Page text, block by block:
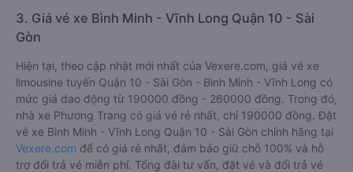
3. Giá vé xe Bình Minh - Vĩnh Long Quận 10 - Sài
Gòn
Hiện tại, theo cập nhật mới nhất của Vexere.com, giá vé xe
limousine tuyến Quận 10 - Sài Gòn - Bình Minh - Vĩnh Long có
mức giá dao động từ 190000 đồng - 260000 đồng. Trong đó,
nhà xe Phương Trang có giá vé rẻ nhất, chỉ 190000 đồng. Đặt
vé xe Bình Minh - Vĩnh Long Quận 10 - Sài Gòn chính hãng tại
Vexere.com để có giá rẻ nhất, đảm bảo giữ chỗ 100% và hỗ
trợ đổi trả vé miễn phí. Tổng đài tư vấn, đặt vé và đổi trả vé